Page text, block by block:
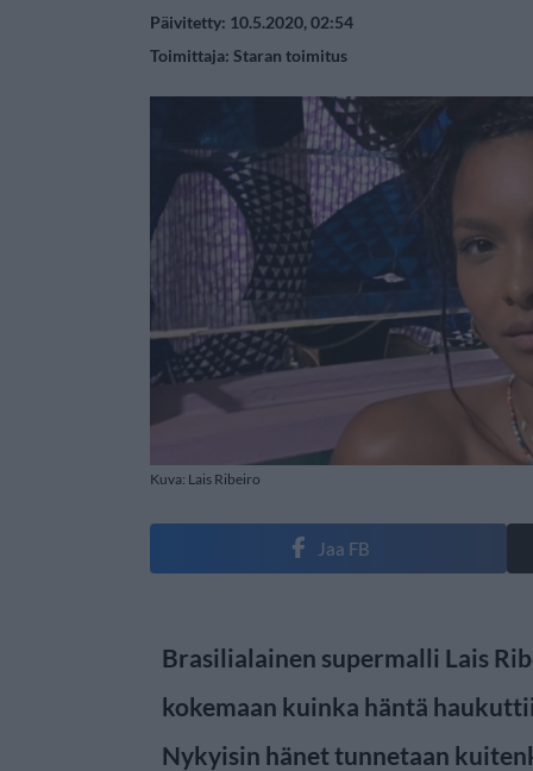
Päivitetty: 10.5.2020, 02:54
Toimittaja: Staran toimitus
Kuva: Lais Ribeiro
Jaa FB
Brasilialainen supermalli Lais
kokemaan kuinka häntä
Nykyisin hänet tunnetaan